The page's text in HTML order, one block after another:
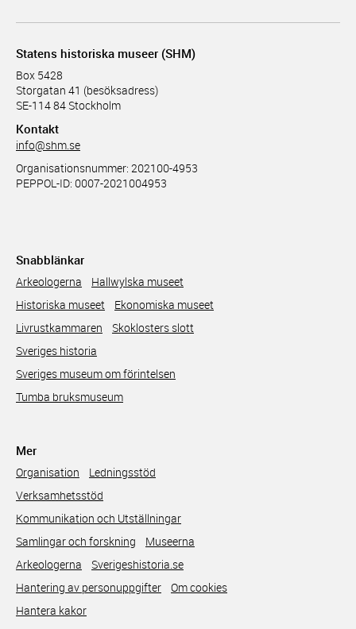
Statens historiska museer (SHM)
Box 5428
Storgatan 41 (besöksadress)
SE-114 84 Stockholm
Kontakt
info@shm.se
Organisationsnummer: 202100-4953
PEPPOL-ID: 0007-2021004953
Snabblänkar
Arkeologerna
Hallwylska museet
Historiska museet
Ekonomiska museet
Livrustkammaren
Skoklosters slott
Sveriges historia
Sveriges museum om förintelsen
Tumba bruksmuseum
Mer
Organisation
Ledningsstöd
Verksamhetsstöd
Kommunikation och Utställningar
Samlingar och forskning
Museerna
Arkeologerna
Sverigeshistoria.se
Hantering av personuppgifter
Om cookies
Hantera kakor